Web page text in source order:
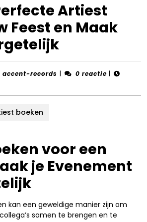
Artiest
Feest en Maak
accent-records accent-
| 0 reactie |
boeken
voor een
je Evenement
kan een geweldige manier zijn om
samen te brengen en te